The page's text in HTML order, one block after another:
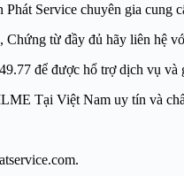
Service chuyên gia cung
Chứng từ đầy đủ hãy liên hệ
để được hổ trợ dịch vụ và
Tại Việt Nam uy tín và